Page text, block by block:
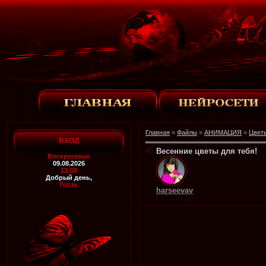
ВХОД
Воскресенье
09.08.2026
13:09
Добрый день,
Гость
Главная » Файлы » АНИМАЦИЯ »
Весенние цветы для тебя!
harseevav